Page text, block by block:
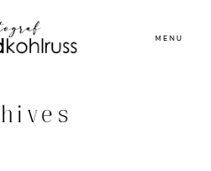
MENU